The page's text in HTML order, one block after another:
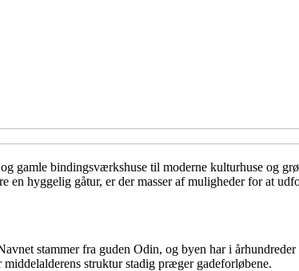
gamle bindingsværkshuse til moderne kulturhuse og
hyggelig gåtur, er der masser af muligheder for at
stammer fra guden Odin, og byen har i
struktur stadig præger gadeforløbene.